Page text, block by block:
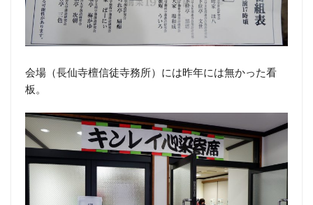
会場（長仙寺檀信徒寺務所）には昨年には無かった看
板。